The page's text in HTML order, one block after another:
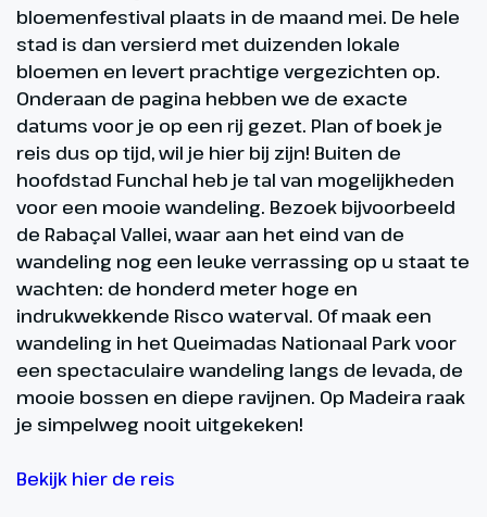
bloemenfestival plaats in de maand mei. De hele
stad is dan versierd met duizenden lokale
bloemen en levert prachtige vergezichten op.
Onderaan de pagina hebben we de exacte
datums voor je op een rij gezet. Plan of boek je
reis dus op tijd, wil je hier bij zijn! Buiten de
hoofdstad Funchal heb je tal van mogelijkheden
voor een mooie wandeling. Bezoek bijvoorbeeld
de Rabaçal Vallei, waar aan het eind van de
wandeling nog een leuke verrassing op u staat te
wachten: de honderd meter hoge en
indrukwekkende Risco waterval. Of maak een
wandeling in het Queimadas Nationaal Park voor
een spectaculaire wandeling langs de levada, de
mooie bossen en diepe ravijnen. Op Madeira raak
je simpelweg nooit uitgekeken!
Bekijk hier de reis